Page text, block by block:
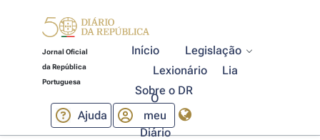
Jornal Oficial
da República
Portuguesa
Início
Legislação
Lexionário
Lia
Sobre o DR
Ajuda
O
meu
Diário